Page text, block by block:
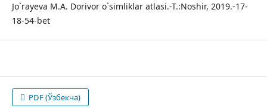
Jo`rayeva M.A. Dorivor o`simliklar atlasi.-T.:Noshir, 2019.-17-
18-54-bet
PDF (Ўзбекча)